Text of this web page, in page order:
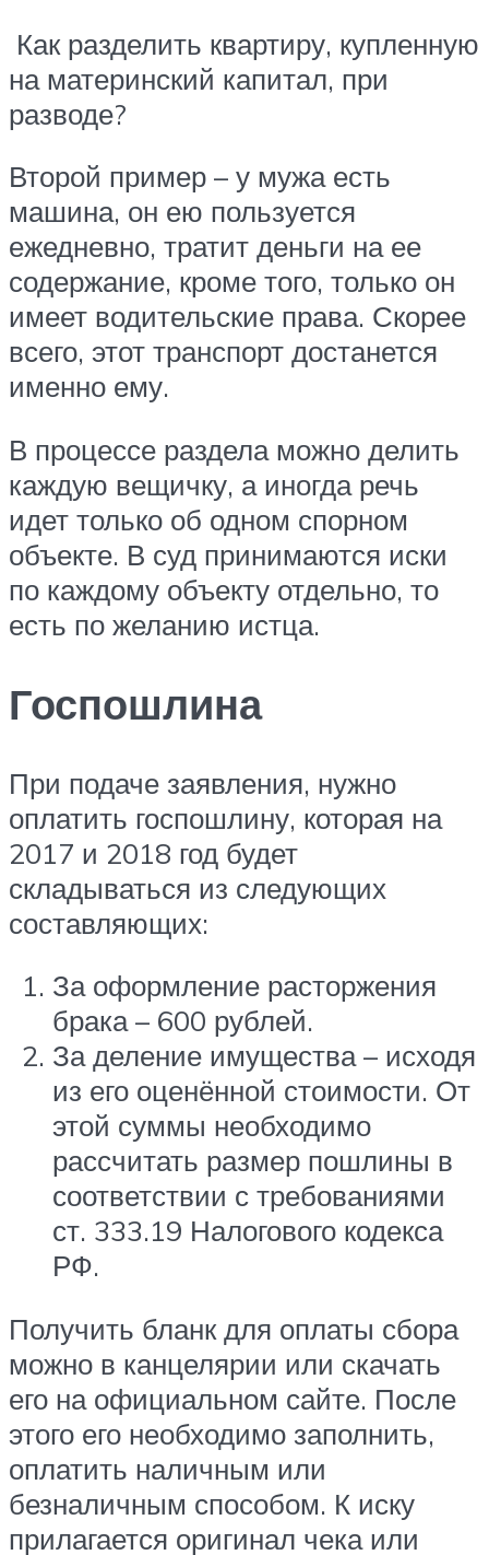
Как разделить квартиру, купленную
на материнский капитал, при
разводе?
Второй пример – у мужа есть
машина, он ею пользуется
ежедневно, тратит деньги на ее
содержание, кроме того, только он
имеет водительские права. Скорее
всего, этот транспорт достанется
именно ему.
В процессе раздела можно делить
каждую вещичку, а иногда речь
идет только об одном спорном
объекте. В суд принимаются иски
по каждому объекту отдельно, то
есть по желанию истца.
Госпошлина
При подаче заявления, нужно
оплатить госпошлину, которая на
2017 и 2018 год будет
складываться из следующих
составляющих:
За оформление расторжения
брака – 600 рублей.
За деление имущества – исходя
из его оценённой стоимости. От
этой суммы необходимо
рассчитать размер пошлины в
соответствии с требованиями
ст. 333.19 Налогового кодекса
РФ.
Получить бланк для оплаты сбора
можно в канцелярии или скачать
его на официальном сайте. После
этого его необходимо заполнить,
оплатить наличным или
безналичным способом. К иску
прилагается оригинал чека или